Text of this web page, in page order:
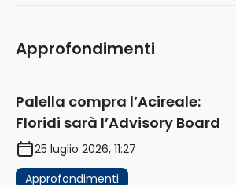
Approfondimenti
Palella compra l’Acireale:
Floridi sarà l’Advisory Board
25 luglio 2026, 11:27
Approfondimenti